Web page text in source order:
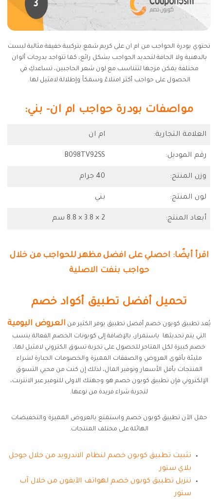
تحتوي بودرة الحواجب من ام ان على كريم شمع بتركيبة خفيفة مثالية ليست
بالدهنية ولا الجافة لتحديد الحواجب بشكل رائع، كما تتواجد بدرجات ألوان
مختلفة يمكن مزجها لتتناسب مع لون شعر الحاجبين، تساعدكِ في
الحصول على حواجب أكثر امتلاءً وسمكاً وإطلالة لامثيل لها.
مواصفات بودرة حواجب ام ان- بني:
العلامة التجارية: ام ان
رقم الموديل: B098TV92SS
وزن المنتج: 40 جرام
لون المنتج: بني
أبعاد المنتج: 2 × 3.8 × 8.8 سم
اقرأ أيضًا: احصلي على افضل مظهر للحواجب من خلال
حواجب بنفت الاصلية
تحميل أفضل تطبيق أكواد خصم
يُعد تطبيق كوبون خصم أفضل تطبيق يوفر الكثير من العروض اليومية
التي يتم تحديثها باستمرار، بالإضافة إلى كوبونات الخصم الفعالة بنسب
خصم كبيرة لكل المتاجر للحصول على تجربة تسوق الكتروني لامثيل لها،
مليئة بأقوى العروض والصفقات المميزة والخصومات الجبارة لشراء
المنتجات بأقل الأسعار وتوفير المال، لذلك إن كنت من محبي التسوق
الإلكتروني فإن تطبيق كوبون خصم هو وجهتك الاولى للتوفير عبر الانترنت،
لتجربة شراء فريدة من نوعها.
حمل الآن تطبيق كوبون خصم واستمتع بالعروض المميزة والتخفيضات
الهائلة على مختلف المنتجات.
تثبيت تطبيق كوبون خصم لنظام الاندرويد من خلال جوجل
بلاي ستور
تنزيل تطبيق كوبون خصم لهواتف الآيفون من خلال آب
ستور